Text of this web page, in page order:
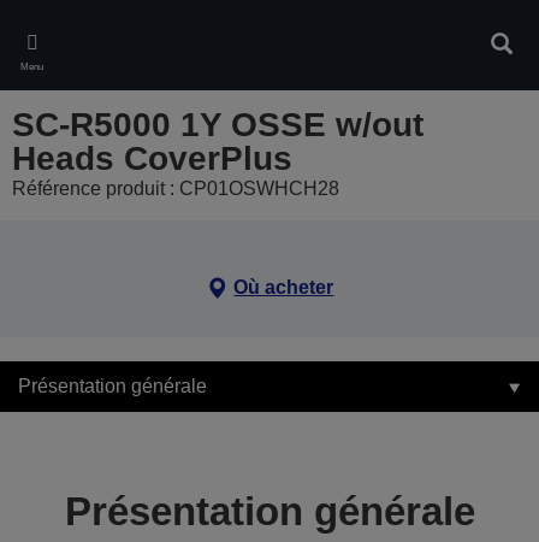
main
content
Menu
SC-R5000 1Y OSSE w/out
Heads CoverPlus
Référence produit : CP01OSWHCH28
Où acheter
Présentation générale
Présentation générale